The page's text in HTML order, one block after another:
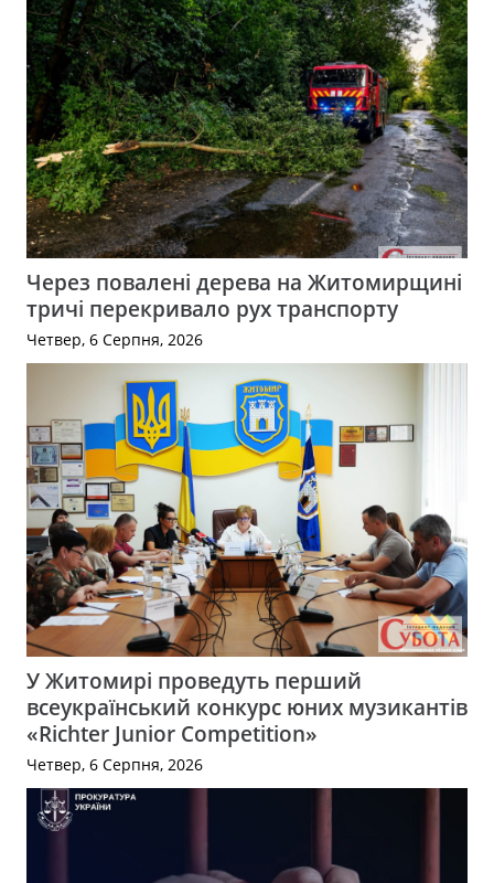
Через повалені дерева на Житомирщині
тричі перекривало рух транспорту
Четвер, 6 Серпня, 2026
У Житомирі проведуть перший
всеукраїнський конкурс юних музикантів
«Richter Junior Competition»
Четвер, 6 Серпня, 2026